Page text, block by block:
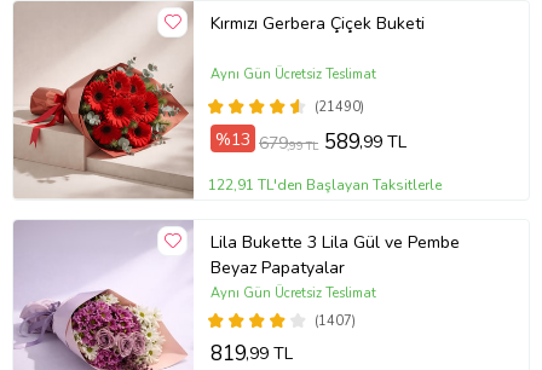
Kırmızı Gerbera Çiçek Buketi
(21490)
Aynı Gün Ücretsiz Teslimat
%13 679,99 TL 589,99 TL
122,91 TL'den Başlayan Taksitlerle
Lila Bukette 3 Lila Gül ve Pembe
Beyaz Papatyalar
(1407)
Aynı Gün Ücretsiz Teslimat
819,99 TL